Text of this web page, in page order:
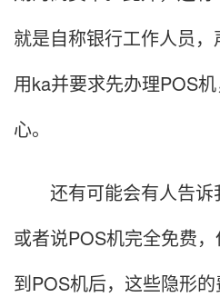
就是自称银行工作人员
用ka并要求先办理POS
心。
还有可能会有人告诉
或者说POS机完全免费
到POS机后，这些隐形的